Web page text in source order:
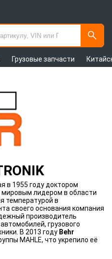
Грузовые запчасти
в 1955 году доктором
лидером в области
температурой в
своего основания компания
производитель
грузового
В 2013 году Behr
MAHLE, что укрепило её